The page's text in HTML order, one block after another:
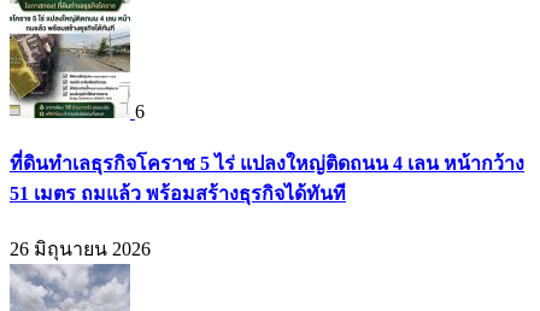
6
ที่ดินทำเลธุรกิจโคราช 5 ไร่ แปลงใหญ่ติดถนน 4 เลน หน้ากว้าง
51 เมตร ถมแล้ว พร้อมสร้างธุรกิจได้ทันที
26 มิถุนายน 2026